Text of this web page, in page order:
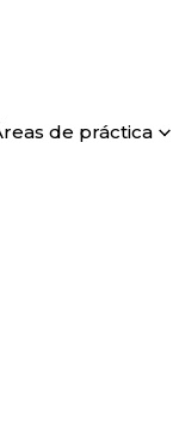
de práctica